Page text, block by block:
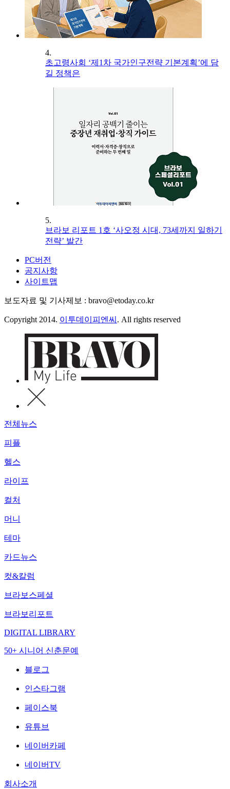
4.
초고령사회 ‘제1차 국가인구전략 기본계획’에 담
길 정책은
5.
브라보 리포트 1호 ‘사오정 시대, 73세까지 일하기
전략’ 발간
PC버전
공지사항
사이트맵
보도자료 및 기사제보 : bravo@etoday.co.kr
Copyright 2014. 이투데이피엔씨 . All rights reserved
전체뉴스
피플
헬스
라이프
컬처
머니
테마
카드뉴스
컷&칼럼
브라보스페셜
브라보리포트
DIGITAL LIBRARY
50+ 시니어 신춘문예
블로그
인스타그램
페이스북
유튜브
네이버카페
네이버TV
회사소개